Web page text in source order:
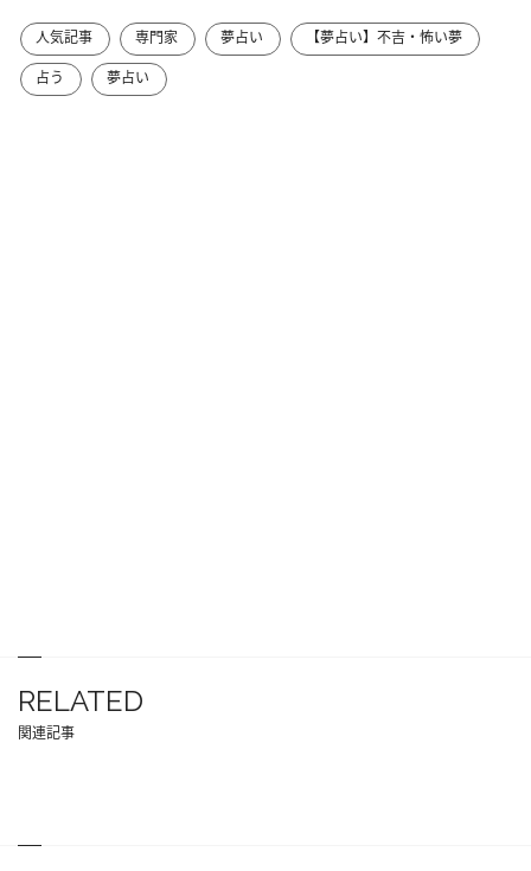
人気記事 専門家 夢占い
【夢占い】不吉・怖い夢
占う
夢占い
RELATED
関連記事